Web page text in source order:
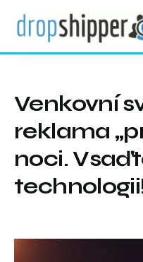
Venkovní
reklama
noci.